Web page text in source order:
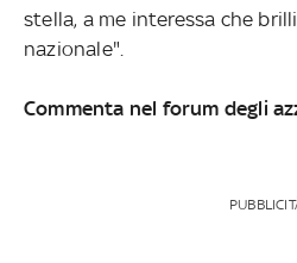
stella, a me interessa che
nazionale".
Commenta nel forum degli